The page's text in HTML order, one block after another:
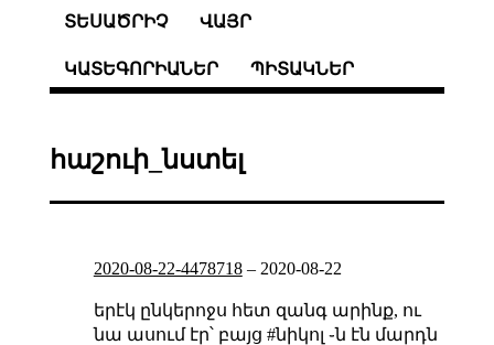
ՏԵՍԱԾՐԻՉ ՎԱՅՐ
ԿԱՏԵԳՈՐԻԱՆԵՐ ՊԻՏԱԿՆԵՐ
հաշուի_նստել
2020-08-22-4478718– 2020-08-22
երէկ ընկերոջս հետ զանգ արինք, ու
նա ասում էր՝ բայց #նիկոլ ֊ն էն մարդն